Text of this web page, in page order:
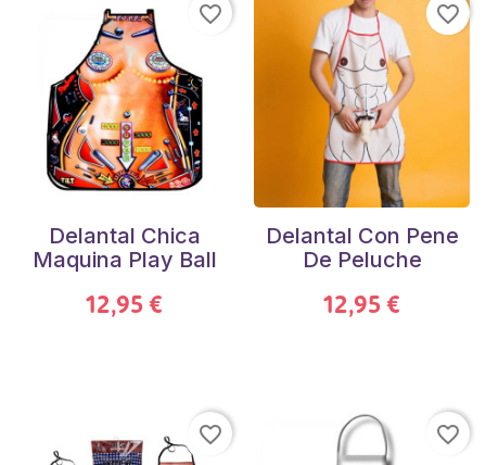
Delantal Chica
Maquina Play Ball
12,95 €
favorite_border
Delantal Con Pene
De Peluche
12,95 €
favorite_border
favorite_border favorite_border